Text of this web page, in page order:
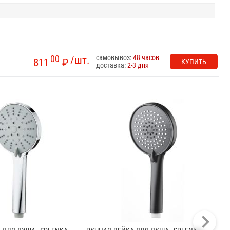
/шт.
811 00 ₽ самовывоз:48 часов
доставка:2-3 дня КУПИТЬ